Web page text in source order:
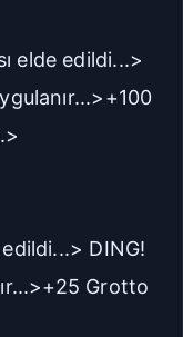
elde edildi...>
DING!
Grotto